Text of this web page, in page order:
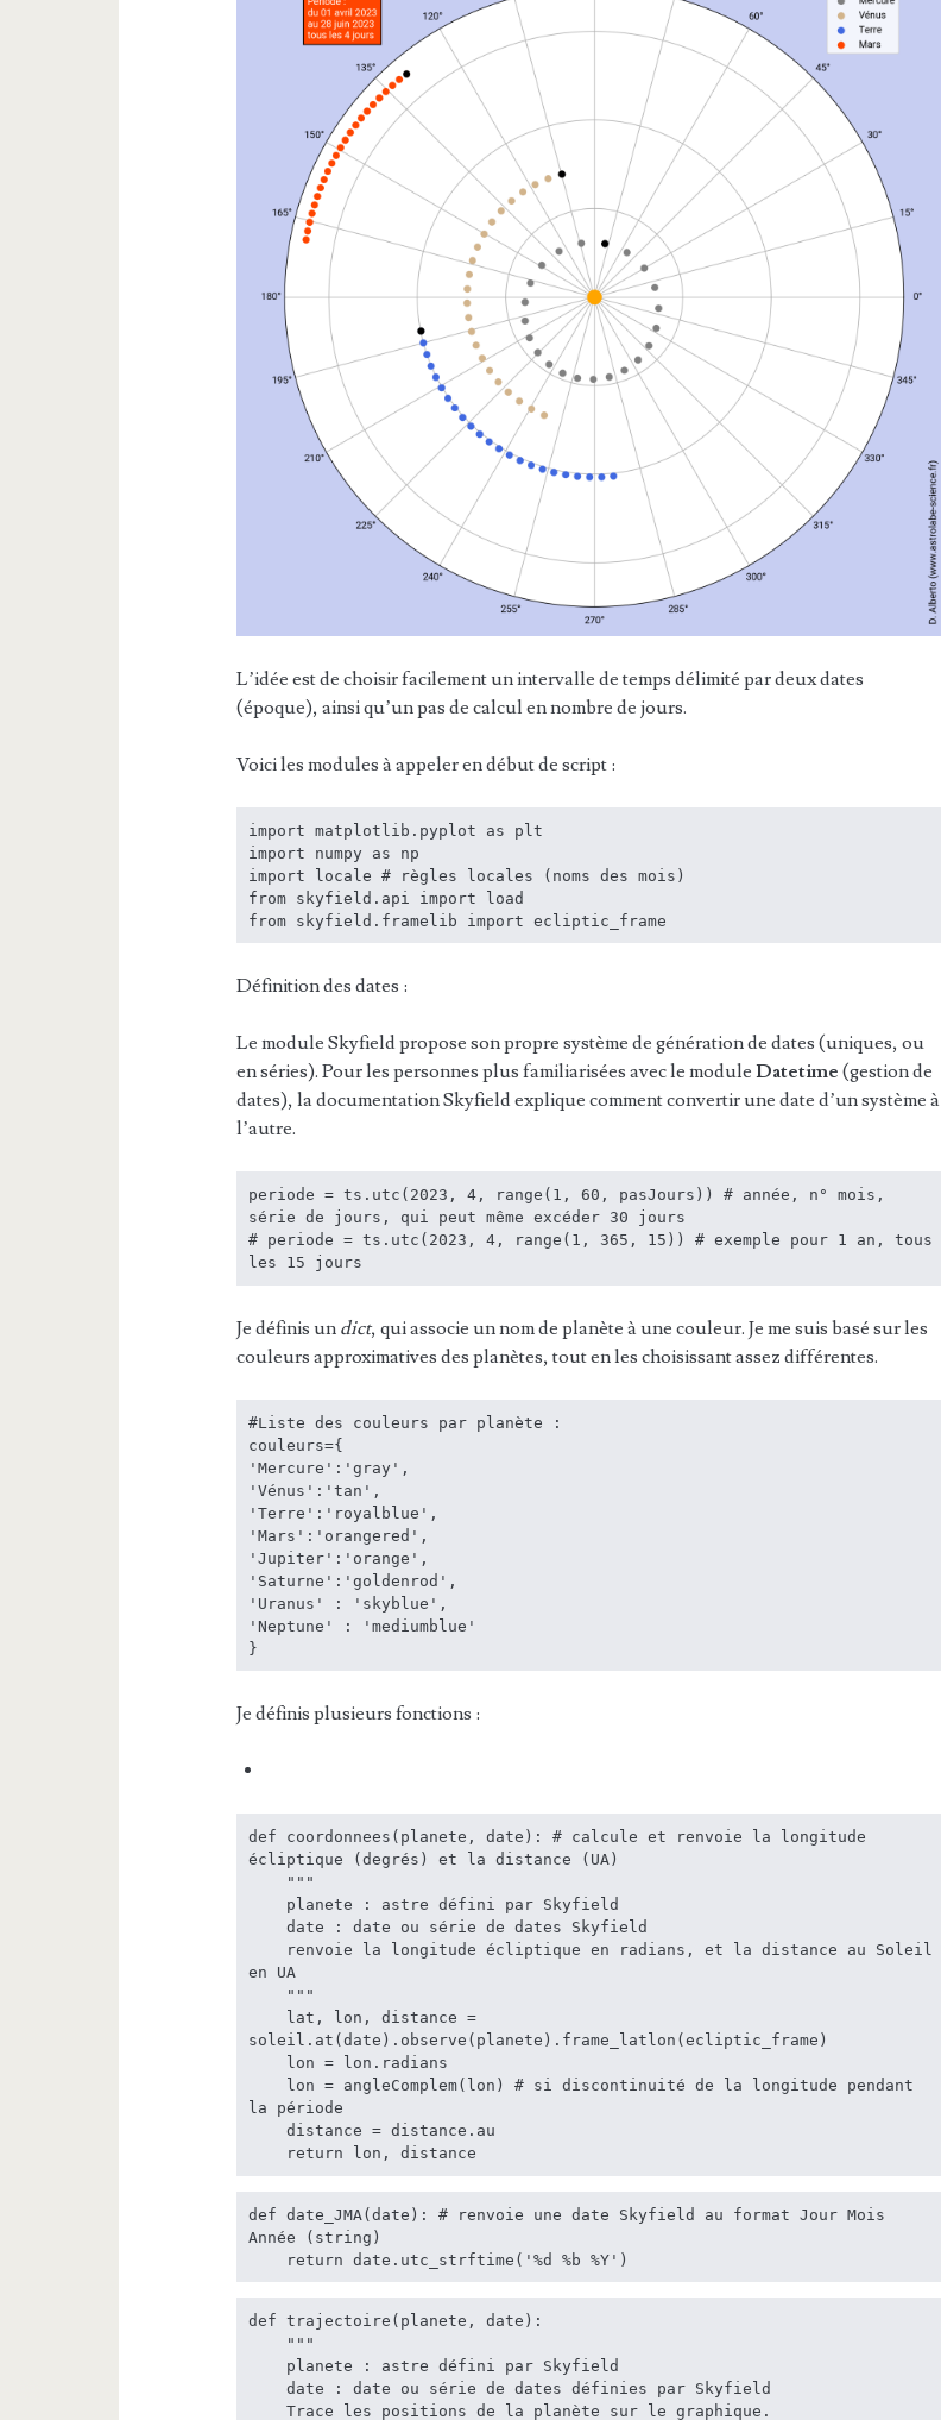
L’idée est de choisir facilement un intervalle de temps délimité par deux dates
(époque), ainsi qu’un pas de calcul en nombre de jours.
Voici les modules à appeler en début de script :
import matplotlib.pyplot as plt
import numpy as np
import locale # règles locales (noms des mois)
from skyfield.api import load
from skyfield.framelib import ecliptic_frame
Définition des dates :
Le module Skyfield propose son propre système de génération de dates (uniques, ou
en séries). Pour les personnes plus familiarisées avec le moduleDatetime (gestion de
dates), la documentation Skyfield explique comment convertir une date d’un système à
l’autre.
periode = ts.utc(2023, 4, range(1, 60, pasJours)) # année, n° mois,
série de jours, qui peut même excéder 30 jours
# periode = ts.utc(2023, 4, range(1, 365, 15)) # exemple pour 1 an, tous
Je définis un dict, qui associe un nom de planète à une couleur. Je me suis basé sur les
couleurs approximatives des planètes, tout en les choisissant assez différentes.
#Liste des couleurs par planète :
couleurs={
'Mercure':'gray',
'Vénus':'tan',
'Terre':'royalblue',
'Mars':'orangered',
'Jupiter':'orange',
'Saturne':'goldenrod',
'Uranus' : 'skyblue',
'Neptune' : 'mediumblue'
}
Je définis plusieurs fonctions :
def coordonnees(planete, date): # calcule et renvoie la longitude
écliptique (degrés) et la distance (UA)
en UA
soleil.at(date).observe(planete).frame_latlon(ecliptic_frame)
la période
    return lon, distance
def date_JMA(date): # renvoie une date Skyfield au format Jour Mois
Année (string)
    return date.utc_strftime('%d %b %Y')
def trajectoire(planete, date):